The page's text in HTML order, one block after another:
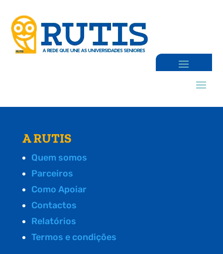
A RUTIS
Quem somos
Parceiros
Como Apoiar
Contactos
Relatórios
Termos e condições